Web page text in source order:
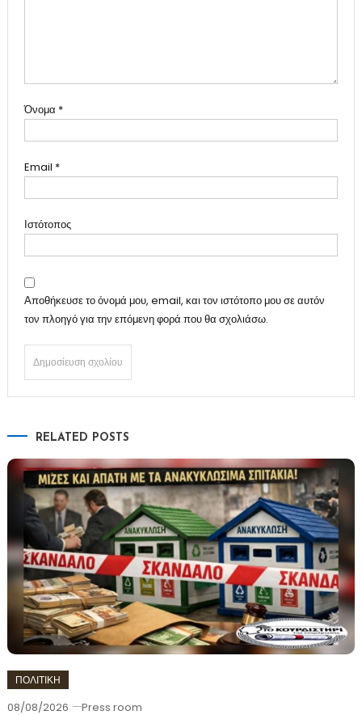
Όνομα *
Email *
Ιστότοπος
Αποθήκευσε το όνομά μου, email, και τον ιστότοπο μου σε αυτόν
τον πλοηγό για την επόμενη φορά που θα σχολιάσω.
RELATED POSTS
ΠΟΛΙΤΙΚΗ
08/08/2026 Press room